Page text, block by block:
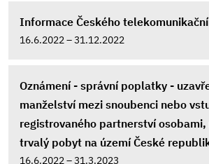
Informace Českého
16.6.2022 – 31.12.2022
Oznámení - správní poplatky -
manželství mezi snoubenci nebo
registrovaného partnerství
trvalý pobyt na území České
16.6.2022 – 31.3.2023